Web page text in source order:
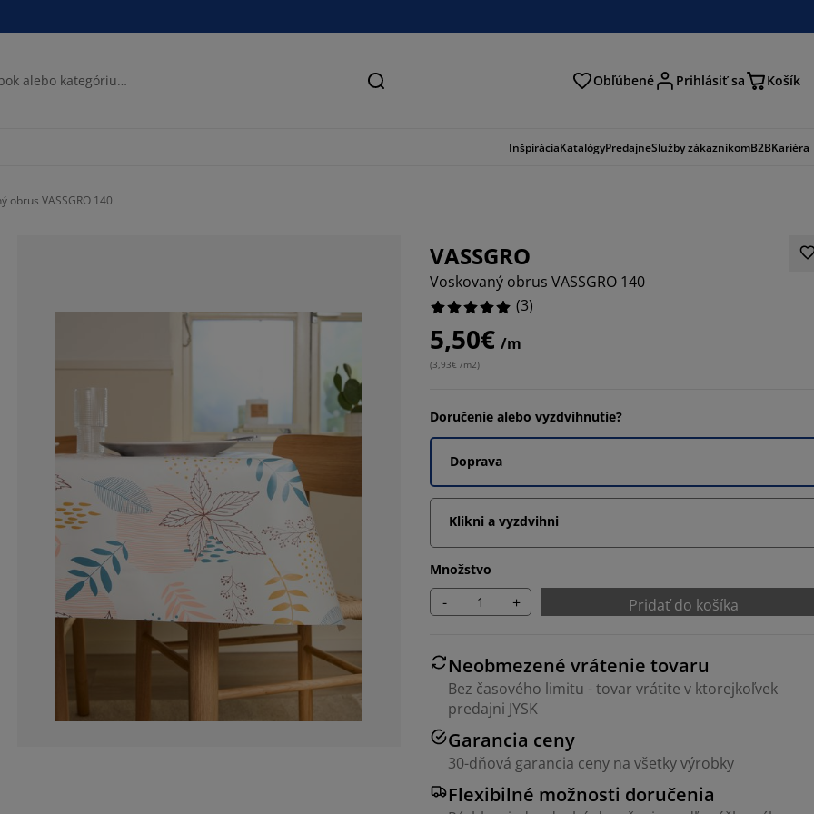
Hľadať Obľúbené Prihlásiť sa Košík
InšpiráciaKatalógyPredajneSlužby zákazníkomB2BKariéra
obrus VASSGRO 140
VASSGRO
Voskovaný obrus VASSGRO 140
(3)
5,50€ /m
(3,93€ /m2)
Doručenie alebo vyzdvihnutie?
Doprava
Klikni a vyzdvihni
Množstvo
- + Pridať do košíka
Neobmezené vrátenie tovaru
Bez časového limitu - tovar vrátite v ktorejkoľvek
predajni JYSK
Garancia ceny
30-dňová garancia ceny na všetky výrobky
Flexibilné možnosti doručenia